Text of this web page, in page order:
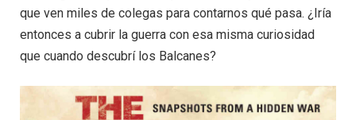
que ven miles de colegas para contarnos qué pasa. ¿Iría
entonces a cubrir la guerra con esa misma curiosidad
que cuando descubrí los Balcanes?